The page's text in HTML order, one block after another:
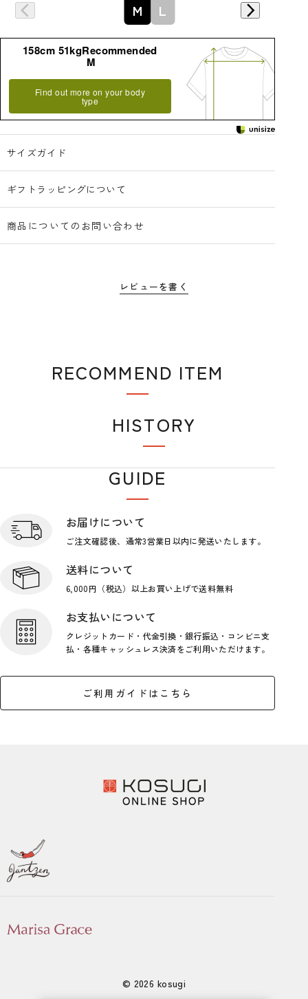
M L
158cm 51kgRecommended
M
Find out more on your body
type
サイズガイド
ギフトラッピングについて
商品についてのお問い合わせ
レビューを書く
RECOMMEND ITEM
HISTORY
GUIDE
お届けについて
ご注文確認後、通常3営業日以内に発送いたします。
送料について
6,000円（税込）以上お買い上げで送料無料
お支払いについて
クレジットカード・代金引換・銀行振込・コンビニ支
払・各種キャッシュレス決済をご利用いただけます。
ご利用ガイドはこちら
© 2026 kosugi